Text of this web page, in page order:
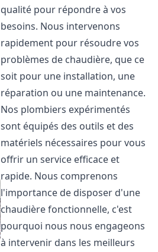
qualité pour répondre à vos
besoins. Nous intervenons
rapidement pour résoudre vos
problèmes de chaudière, que ce
soit pour une installation, une
réparation ou une maintenance.
Nos plombiers expérimentés
sont équipés des outils et des
matériels nécessaires pour vous
offrir un service efficace et
rapide. Nous comprenons
l'importance de disposer d'une
chaudière fonctionnelle, c'est
pourquoi nous nous engageons
à intervenir dans les meilleurs